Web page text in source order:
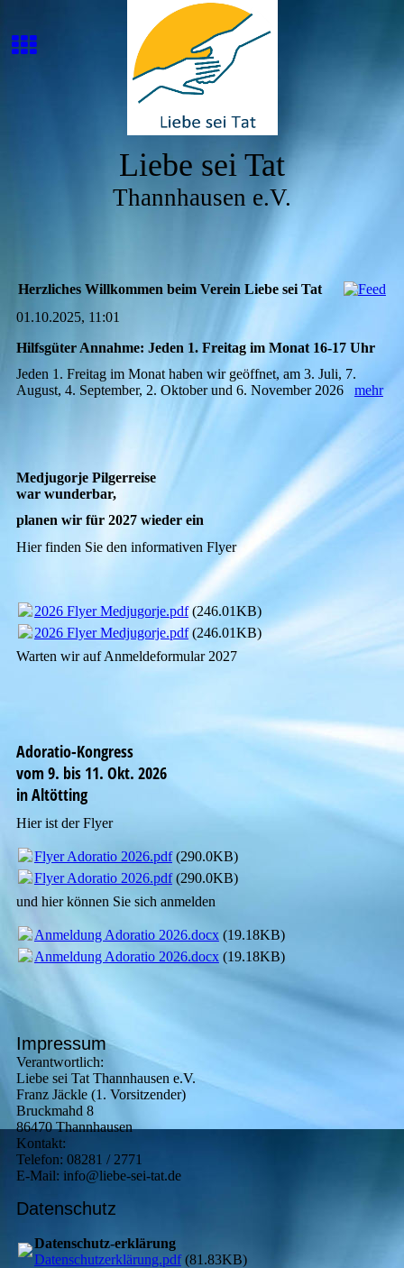
Liebe sei Tat
Thannhausen e.V.
Herzliches Willkommen beim Verein Liebe sei Tat
01.10.2025, 11:01
Hilfsgüter Annahme: Jeden 1. Freitag im Monat 16-17 Uhr
Jeden 1. Freitag im Monat haben wir geöffnet, am 3. Juli, 7.
August, 4. September, 2. Oktober und 6. November 2026 mehr
Medjugorje Pilgerreise
war wunderbar,
planen wir für 2027 wieder ein
Hier finden Sie den informativen Flyer
2026 Flyer Medjugorje.pdf(246.01KB)
2026 Flyer Medjugorje.pdf(246.01KB)
Warten wir auf Anmeldeformular 2027
Adoratio-Kongress
vom 9. bis 11. Okt. 2026
in Altötting
Hier ist der Flyer
Flyer Adoratio 2026.pdf(290.0KB)
Flyer Adoratio 2026.pdf(290.0KB)
und hier können Sie sich anmelden
Anmeldung Adoratio 2026.docx(19.18KB)
Anmeldung Adoratio 2026.docx(19.18KB)
Impressum
Verantwortlich:
Liebe sei Tat Thannhausen e.V.
Franz Jäckle (1. Vorsitzender)
Bruckmahd 8
86470 Thannhausen
Kontakt:
Telefon: 08281 / 2771
E-Mail: info@liebe-sei-tat.de
Datenschutz
Datenschutz-erklärung
Datenschutzerklärung.pdf(81.83KB)